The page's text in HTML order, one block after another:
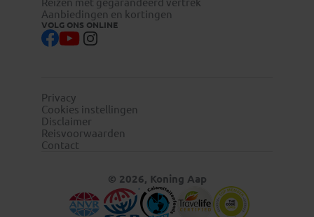
Reizen met gegarandeerd vertrek
Aanbiedingen en kortingen
VOLG ONS ONLINE
Privacy
Cookies instellingen
Disclaimer
Reisvoorwaarden
Contact
© 2026, Koning Aap